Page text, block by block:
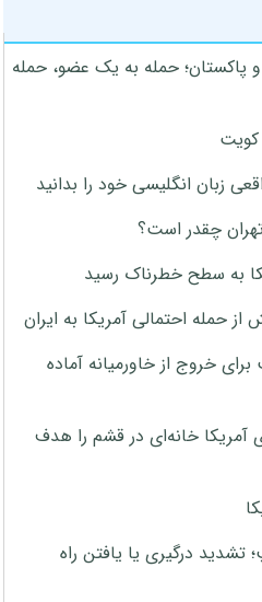
و پاکستان؛ حمله به یک عضو، حمله
کویت
زبان انگلیسی خود را بدانید
به سطح خطرناک رسید
حمله احتمالی آمریکا به ایران
خروج از خاورمیانه آماده
بمب ۲۰۰۰ پوندی آمریکا خانه‌ای در قشم را هدف
تشدید درگیری یا یافتن راه